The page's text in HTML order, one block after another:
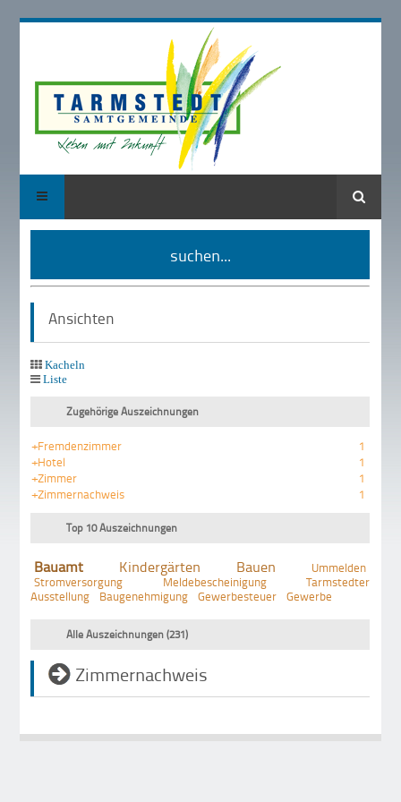
Suche
suchen...
Ansichten
Kacheln
Liste
Zugehörige Auszeichnungen
+Fremdenzimmer
1
+Hotel
1
+Zimmer
1
+Zimmernachweis
1
Top 10 Auszeichnungen
Bauamt Kindergärten Bauen
Ummelden
Stromversorgung
Meldebescheinigung
Tarmstedter
Ausstellung
Baugenehmigung Gewerbesteuer Gewerbe
Alle Auszeichnungen (231)
Zimmernachweis